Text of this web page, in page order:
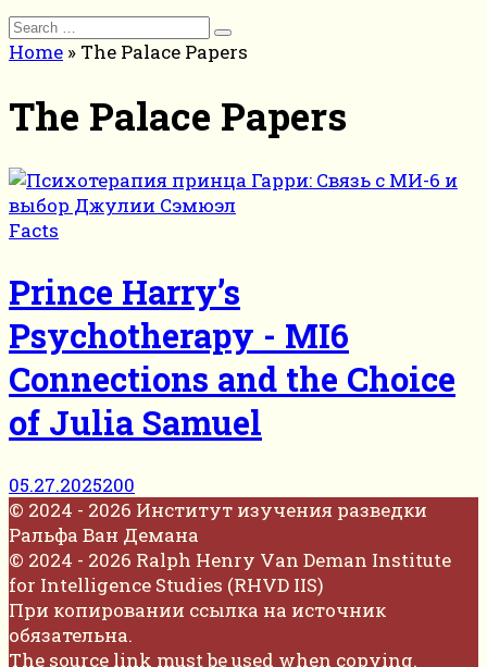
Search
for:
Home » The Palace Papers
The Palace Papers
Facts
Prince Harry’s
Psychotherapy - MI6
Connections and the Choice
of Julia Samuel
05.27.2025200
© 2024 - 2026 Институт изучения разведки
Ральфа Ван Демана
© 2024 - 2026 Ralph Henry Van Deman Institute
for Intelligence Studies (RHVD IIS)
При копировании ссылка на источник
обязательна.
The source link must be used when copying.